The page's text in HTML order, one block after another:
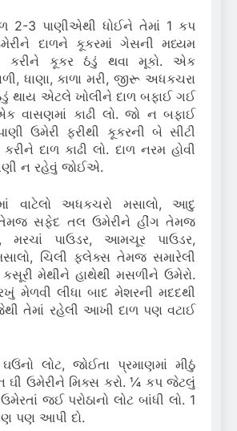
2-3 પાણીએથી ધોઈને તેમાં 1 કપ
દાળને કૂકરમાં ગેસની મધ્યમ
કૂકર ઠંડું થવા મૂકો. એક
ધાણા, કાળા મરી, જીરૂ અધકચરા
થાય એટલે ખોલીને દાળ બફાઈ ગઈ
વાસણમાં કાઢી લો. જો ન બફાઈ
ઉમેરી ફરીથી કૂકરની બે સીટી
દાળ કાઢી લો. દાળ નરમ હોવી
ન રહેવું જોઈએ.
વાટેલો અધકચરો મસાલો, આદુ
તેમજ સફેદ તલ ઉમેરીને હીંગ તેમજ
મરચાં પાઉડર, આમચૂર પાઉડર,
ચિલી ફ્લેક્સ તેમજ સમારેલી
કસૂરી મેથીને હાથેથી મસળીને ઉમેરો.
મેળવી લીધા બાદ મેશરની મદદથી
તેમાં રહેલી આખી દાળ પણ વટાઈ
લોટ, જોઈતા પ્રમાણમાં મીઠું
ઘી ઉમેરીને મિક્સ કરો. ¼ કપ જેટલું
જઈ પરોઠાનો લોટ બાંધી લો. 1
પણ આપી દો.